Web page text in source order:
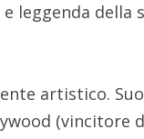
leggenda della
artistico. Suo
(vincitore